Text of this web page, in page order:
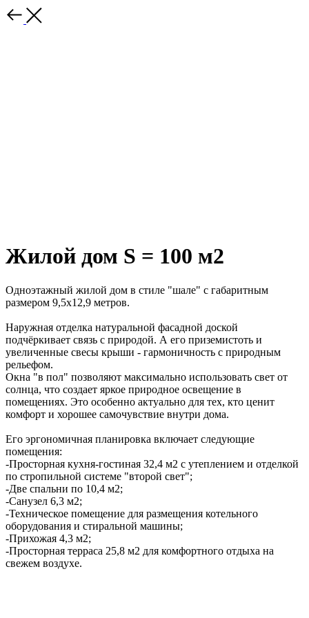
Жилой дом S = 100 м2
Одноэтажный жилой дом в стиле "шале" с габаритным
размером 9,5х12,9 метров.
Наружная отделка натуральной фасадной доской
подчёркивает связь с природой. А его приземистоть и
увеличенные свесы крыши - гармоничность с природным
рельефом.
Окна "в пол" позволяют максимально использовать свет от
солнца, что создает яркое природное освещение в
помещениях. Это особенно актуально для тех, кто ценит
комфорт и хорошее самочувствие внутри дома.
Его эргономичная планировка включает следующие
помещения:
-Просторная кухня-гостиная 32,4 м2 с утеплением и отделкой
по стропильной системе "второй свет";
-Две спальни по 10,4 м2;
-Санузел 6,3 м2;
-Техническое помещение для размещения котельного
оборудования и стиральной машины;
-Прихожая 4,3 м2;
-Просторная терраса 25,8 м2 для комфортного отдыха на
свежем воздухе.